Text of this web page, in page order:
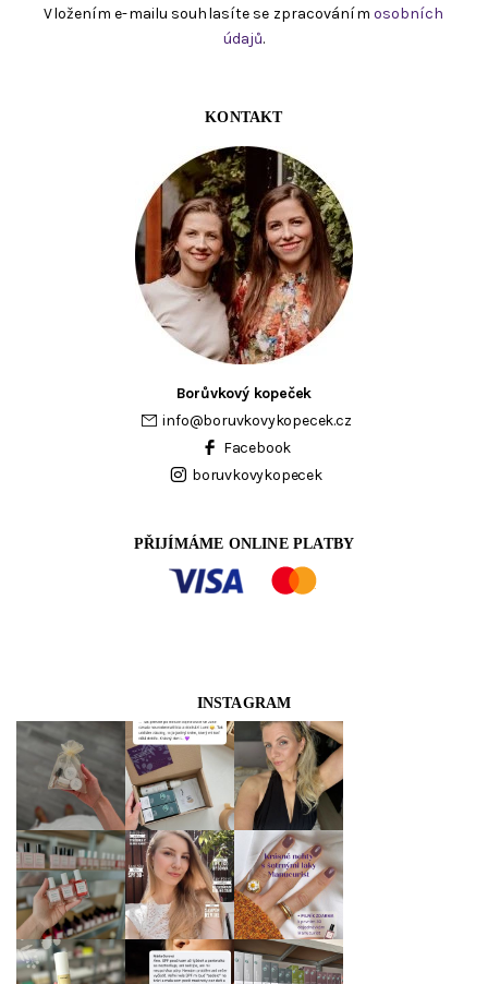
Vložením e-mailu souhlasíte se zpracováním osobních
údajů.
KONTAKT
Borůvkový kopeček
info@boruvkovykopecek.cz
Facebook
boruvkovykopecek
PŘIJÍMÁME ONLINE PLATBY
INSTAGRAM